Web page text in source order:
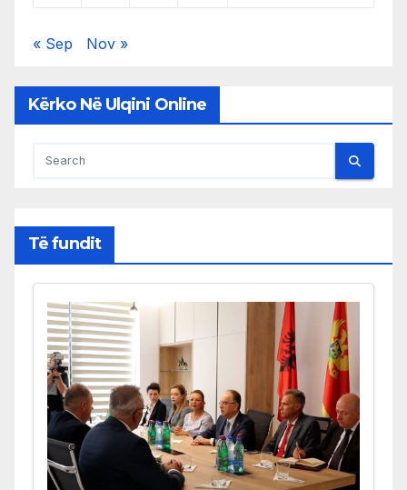
« Sep Nov »
Kërko Në Ulqini Online
Të fundit